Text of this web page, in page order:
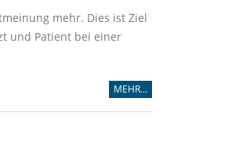
mehr. Dies ist Ziel
und Patient bei einer
MEHR...